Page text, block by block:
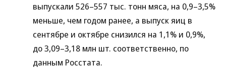
выпускали 526–557 тыс. тонн мяса, на 0,9–3,5%
меньше, чем годом ранее, а выпуск яиц в
сентябре и октябре снизился на 1,1% и 0,9%,
до 3,09–3,18 млн шт. соответственно, по
данным Росстата.